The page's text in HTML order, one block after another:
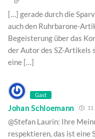
[…] gerade durch die
auch den Ruhrbarone-
Begeisterung über das
der Autor des SZ-Artikels
eine […]
Gast
Johan Schloemann 11
@Stefan Laurin: Ihre
respektieren, das ist